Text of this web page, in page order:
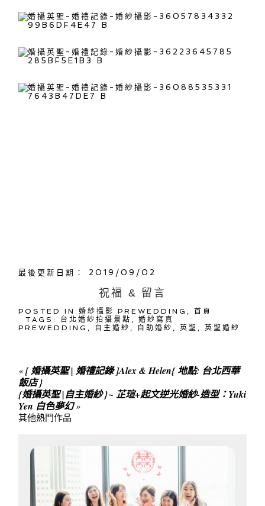
最後更新日期： 2019/09/02
祝福 & 留言
POSTED IN婚紗攝影 PREWEDDING ,首頁
TAGS: 台北婚紗拍攝景點 ,婚紗寫真
PREWEDDING , 自主婚紗 , 自助婚紗 ,英聖 ,英聖婚紗
«[ 婚攝英聖 | 婚禮記錄 ]Alex & Helen{ 地點: 台北西華
飯店 }
{婚攝英聖 |自主婚紗 }~ 芷瑄+起文逆光婚紗-造型：Yuki
Yen 白色夢幻»
其他熱門作品